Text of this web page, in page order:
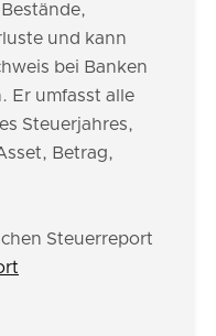
und kann
bei Banken
Er umfasst alle
Steuerjahres,
Betrag,
Steuerreport